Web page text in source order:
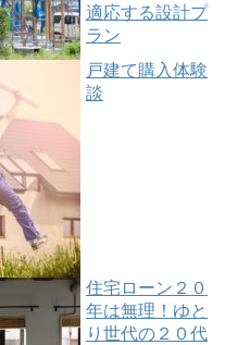
適応する設計プ
ラン
戸建て購入体験
談
住宅ローン２０
年は無理！ゆと
り世代の２０代